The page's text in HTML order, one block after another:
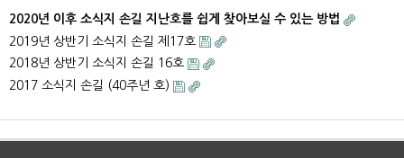
2020년 이후 소식지 손길 지난호를 쉽게 찾아보실 수 있는 방법
2019년 상반기 소식지 손길 제17호
2018년 상반기 소식지 손길 16호
2017 소식지 손길 (40주년 호)